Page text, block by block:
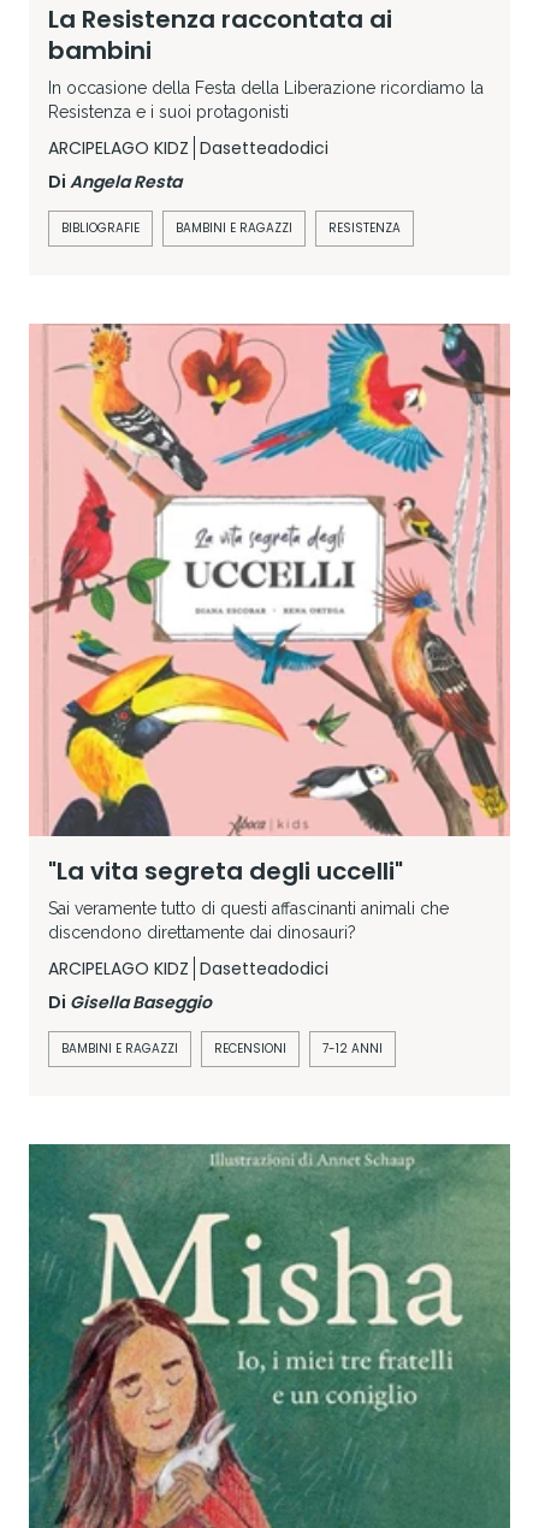
La Resistenza raccontata ai
bambini
In occasione della Festa della Liberazione ricordiamo la
Resistenza e i suoi protagonisti
ARCIPELAGO KIDZ Dasetteadodici
Di Angela Resta
BIBLIOGRAFIE BAMBINI E RAGAZZI RESISTENZA
"La vita segreta degli uccelli"
Sai veramente tutto di questi affascinanti animali che
discendono direttamente dai dinosauri?
ARCIPELAGO KIDZ Dasetteadodici
Di Gisella Baseggio
BAMBINI E RAGAZZI RECENSIONI 7-12 ANNI